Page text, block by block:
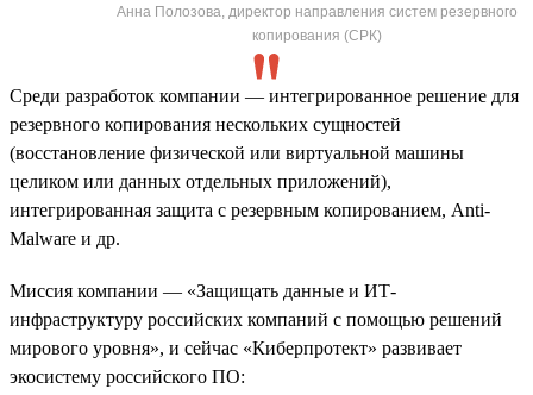
Анна Полозова, директор направления систем резервного
копирования (СРК)
Среди разработок компании — интегрированное решение для
резервного копирования нескольких сущностей
(восстановление физической или виртуальной машины
целиком или данных отдельных приложений),
интегрированная защита с резервным копированием, Anti-
Malware и др.
Миссия компании — «Защищать данные и ИТ-
инфраструктуру российских компаний с помощью решений
мирового уровня», и сейчас «Киберпротект» развивает
экосистему российского ПО: